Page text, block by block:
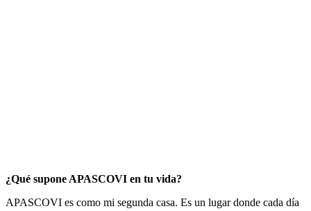
¿Qué supone APASCOVI en tu vida?
APASCOVI es como mi segunda casa. Es un lugar donde cada día